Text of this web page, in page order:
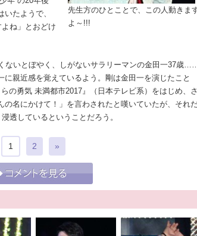
先生方のひとことで、この人動きま
よ～!!!
たようで、
ね」とおどけ
いとぼやく、しがないサラリーマンの金田一37歳
親近感を覚えているよう。剛は金田一を演じたこと
の勇気 未満都市2017』（日本テレビ系）をはじめ、さ
の名にかけて！」を言わされたと嘆いていたが、それ
透しているということだろう。
1 2 »